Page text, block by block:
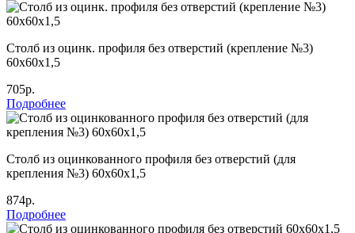
Столб из оцинк. профиля без отверстий (крепление №3)
60х60х1,5
705р.
Подробнее
Столб из оцинкованного профиля без отверстий (для
крепления №3) 60х60х1,5
874р.
Подробнее